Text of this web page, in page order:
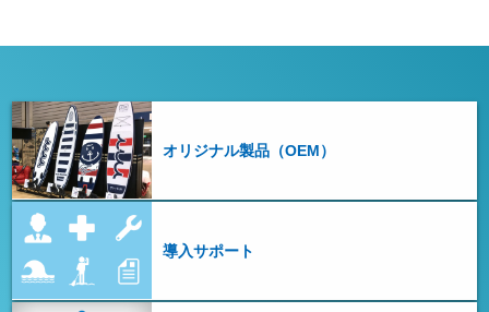
オリジナル製品（OEM）
導入サポート